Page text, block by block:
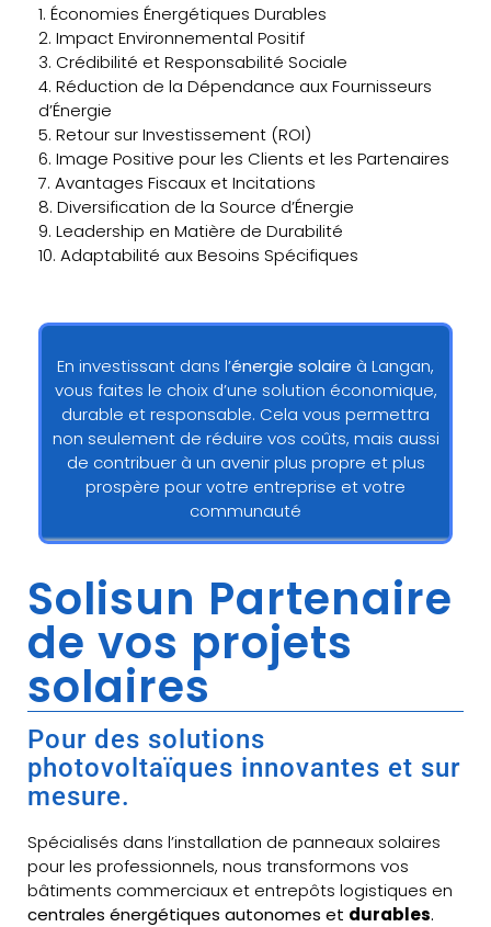
1. Économies Énergétiques Durables
2. Impact Environnemental Positif
3. Crédibilité et Responsabilité Sociale
4. Réduction de la Dépendance aux Fournisseurs
d’Énergie
5. Retour sur Investissement (ROI)
6. Image Positive pour les Clients et les Partenaires
7. Avantages Fiscaux et Incitations
8. Diversification de la Source d’Énergie
9. Leadership en Matière de Durabilité
10. Adaptabilité aux Besoins Spécifiques
En investissant dans l’énergie solaire à Langan,
vous faites le choix d’une solution économique,
durable et responsable. Cela vous permettra
non seulement de réduire vos coûts, mais aussi
de contribuer à un avenir plus propre et plus
prospère pour votre entreprise et votre
communauté
Solisun Partenaire
de vos projets
solaires
Pour des solutions
photovoltaïques innovantes et sur
mesure.
Spécialisés dans l’installation de panneaux solaires
pour les professionnels, nous transformons vos
bâtiments commerciaux et entrepôts logistiques en
centrales énergétiques autonomes et durables.